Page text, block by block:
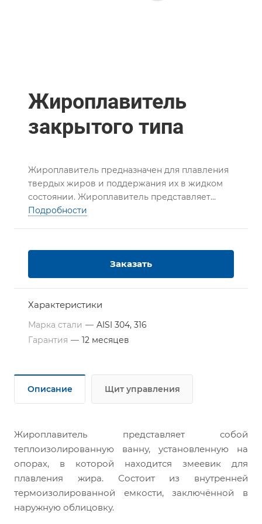
Жироплавитель
закрытого типа
Жироплавитель предназначен для плавления
твердых жиров и поддержания их в жидком
состоянии. Жироплавитель представляет
собой теплоизолированную ванну,
внутренней термоизолированной емкости,
заключённой в наружную облицовку.
Подробности
Заказать
Характеристики
Марка стали — AISI 304, 316
Гарантия — 12 месяцев
Описание Щит управления
Жироплавитель представляет собой
теплоизолированную ванну, установленную на
опорах, в которой находится змеевик для
плавления жира. Состоит из внутренней
термоизолированной емкости, заключённой в
наружную облицовку.